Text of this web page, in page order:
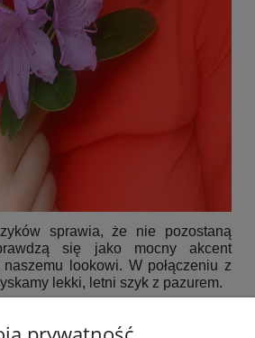
sprawia, że nie pozostaną
się jako mocny akcent
lookowi. W połączeniu z
lekki, letni szyk z pazurem.